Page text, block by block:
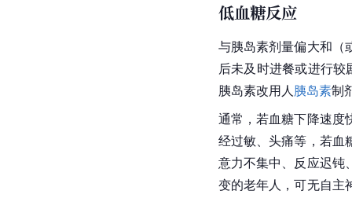
低血糖反应
与胰岛素剂量偏大和（
后未及时进餐或进行
胰岛素改用人胰岛素制
通常，若血糖下降速度
经过敏、头痛等，若血
意力不集中、反应迟钝
变的老年人，可无自主